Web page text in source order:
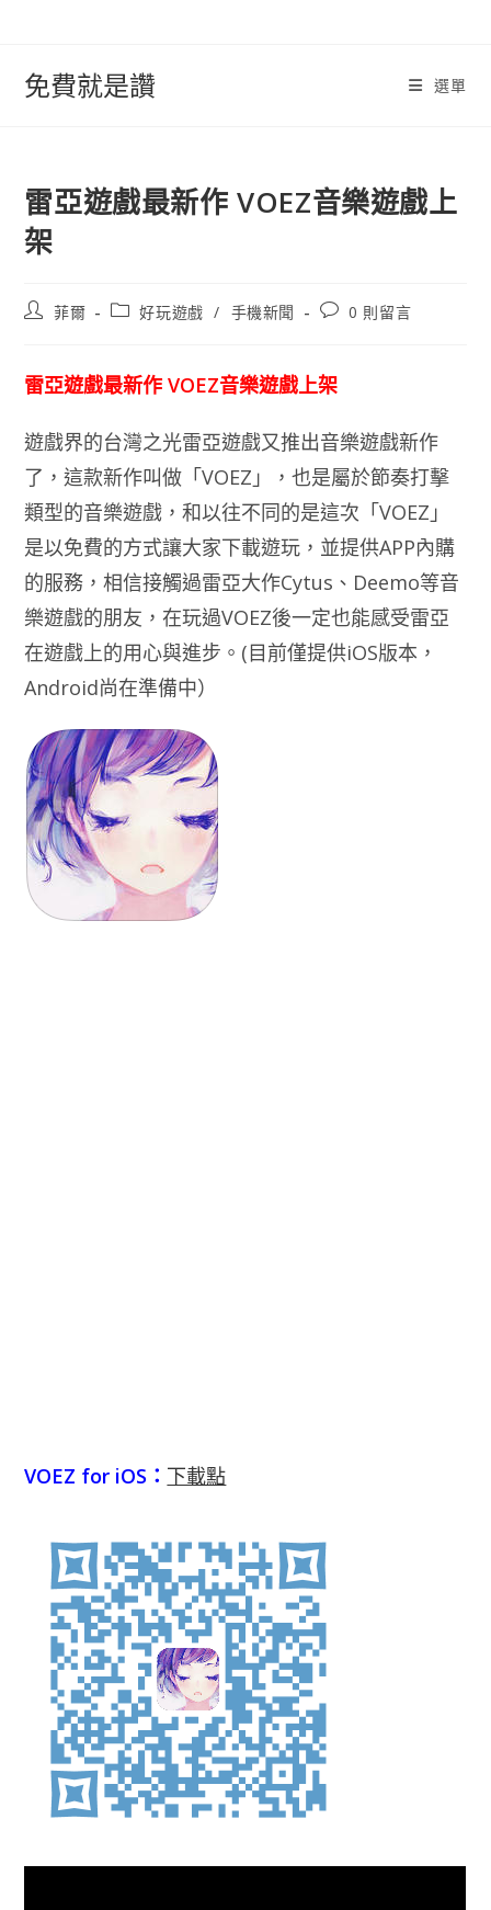
免費就是讚 選單
雷亞遊戲最新作 VOEZ音樂遊戲上
架
文
者:
菲爾
文
別:
好玩遊戲 / 手機新聞
文
論：
0 則留言
雷亞遊戲最新作 VOEZ音樂遊戲上架
遊戲界的台灣之光雷亞遊戲又推出音樂遊戲新作
了，這款新作叫做「VOEZ」，也是屬於節奏打擊
類型的音樂遊戲，和以往不同的是這次「VOEZ」
是以免費的方式讓大家下載遊玩，並提供APP內購
的服務，相信接觸過雷亞大作Cytus、Deemo等音
樂遊戲的朋友，在玩過VOEZ後一定也能感受雷亞
在遊戲上的用心與進步。(目前僅提供iOS版本，
Android尚在準備中）
VOEZ for iOS： 下載點